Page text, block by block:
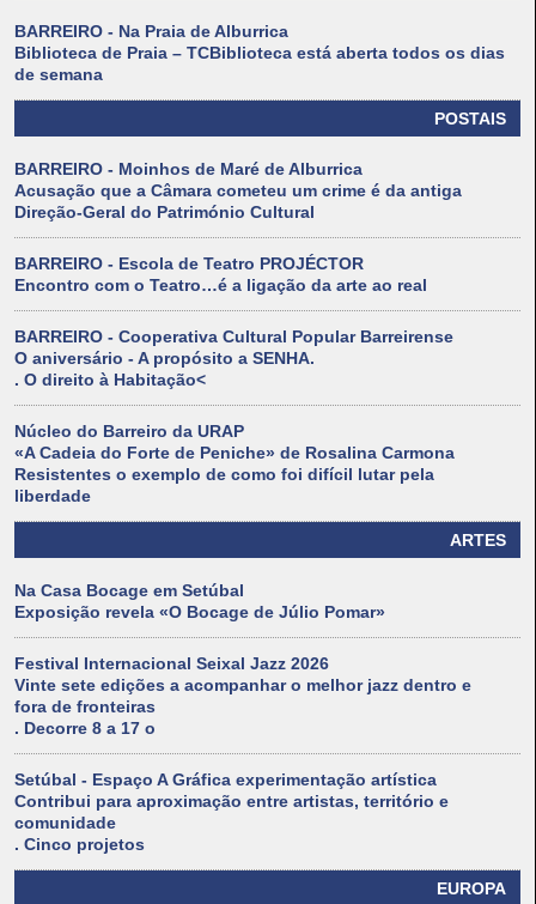
BARREIRO - Na Praia de Alburrica
Biblioteca de Praia – TCBiblioteca está aberta todos os dias
de semana
POSTAIS
BARREIRO - Moinhos de Maré de Alburrica
Acusação que a Câmara cometeu um crime é da antiga
Direção-Geral do Património Cultural
BARREIRO - Escola de Teatro PROJÉCTOR
Encontro com o Teatro…é a ligação da arte ao real
BARREIRO - Cooperativa Cultural Popular Barreirense
O aniversário - A propósito a SENHA.
. O direito à Habitação<
Núcleo do Barreiro da URAP
«A Cadeia do Forte de Peniche» de Rosalina Carmona
Resistentes o exemplo de como foi difícil lutar pela
liberdade
ARTES
Na Casa Bocage em Setúbal
Exposição revela «O Bocage de Júlio Pomar»
Festival Internacional Seixal Jazz 2026
Vinte sete edições a acompanhar o melhor jazz dentro e
fora de fronteiras
. Decorre 8 a 17 o
Setúbal - Espaço A Gráfica experimentação artística
Contribui para aproximação entre artistas, território e
comunidade
. Cinco projetos
EUROPA